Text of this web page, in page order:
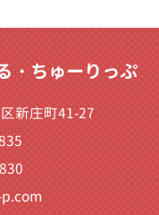
・ちゅーりっぷ
新庄町41-27